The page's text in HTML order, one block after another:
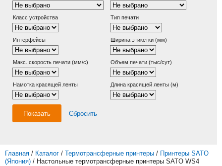
Класс устройства Тип печати
Интерфейсы Ширина этикетки (мм)
Макс. скорость печати (мм/с) Объем печати (тыс/сут)
Намотка красящей ленты Длина красящей ленты (м)
Показать Сбросить
Главная / Каталог / Термотрансферные принтеры / Принтеры SATO
(Япония) / Настольные термотрансферные принтеры SATO WS4